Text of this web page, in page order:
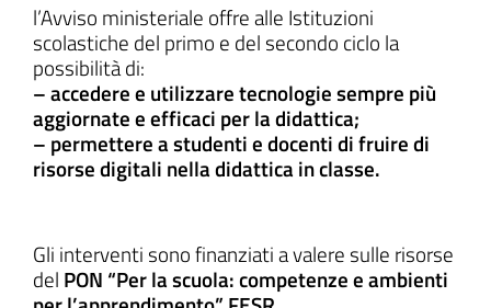
l’Avviso ministeriale offre alle Istituzioni
scolastiche del primo e del secondo ciclo la
possibilità di:
– accedere e utilizzare tecnologie sempre più
aggiornate e efficaci per la didattica;
– permettere a studenti e docenti di fruire di
risorse digitali nella didattica in classe.
Gli interventi sono finanziati a valere sulle risorse
del PON “Per la scuola: competenze e ambienti